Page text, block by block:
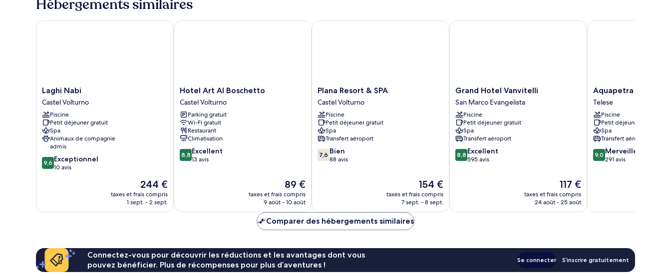
de
Suite
Appartement
Hébergements similaires
Laghi
Nabi
Castel
Volturno
Laghi Nabi
Castel Volturno
Piscine
Petit déjeuner gratuit
Spa
Animaux de compagnie
admis
9.6
sur
9,6 Exceptionnel
10 avis
Le
nouveau
prix
244 €
taxes et frais compris
1 sept. - 2 sept.
Laghi Nabi
Hotel
Art
Al
Boschetto
Castel
Volturno
Hotel Art Al Boschetto
Castel Volturno
Parking gratuit
Wi-Fi gratuit
Restaurant
Climatisation
8.8
sur
8,8 Excellent
13 avis
Le
nouveau
prix
de
89 €
89 €
taxes et frais compris
9 août - 10 août
Hotel Art Al Boschetto
Plana
Resort
&
SPA
Castel
Volturno
Plana Resort & SPA
Castel Volturno
Piscine
Petit déjeuner gratuit
Spa
Transfert aéroport
7.6
sur
7,6 Bien
88 avis
Le
nouveau
prix
154 €
taxes et frais compris
7 sept. - 8 sept.
Plana Resort & SPA
Grand
Hotel
Vanvitelli
San
Marco
Evangelista
Grand Hotel Vanvitelli
San Marco Evangelista
Piscine
Petit déjeuner gratuit
Spa
Transfert aéroport
8.8
sur
8,8 Excellent
595 avis
Le
nouveau
prix
117 €
taxes et frais compris
24 août - 25 août
Grand Hotel Vanvitelli
Aquapetra
Resort
and
Spa
Telese
Aquapetra Resort
Telese
Piscine
Petit déjeuner gratuit
Spa
Transfert aéroport
9.0
sur
9,0 Merveilleux
291 avis
Aquapetra Resort and
Comparer des hébergements similaires
Connectez-vous pour découvrir les réductions et les avantages dont vous
pouvez bénéficier. Plus de récompenses pour plus d’aventures !
Se connecter S’inscrire gratuitement